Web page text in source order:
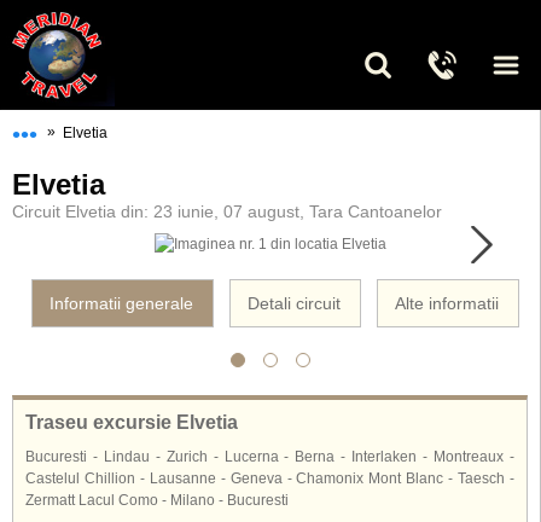
••• » Elvetia
Elvetia
Circuit Elvetia din: 23 iunie, 07 august, Tara Cantoanelor
Informatii generale Detali circuit Alte informatii
Traseu excursie Elvetia
Bucuresti - Lindau - Zurich - Lucerna - Berna - Interlaken - Montreaux -
Castelul Chillion - Lausanne - Geneva - Chamonix Mont Blanc - Taesch -
Zermatt Lacul Como - Milano - Bucuresti